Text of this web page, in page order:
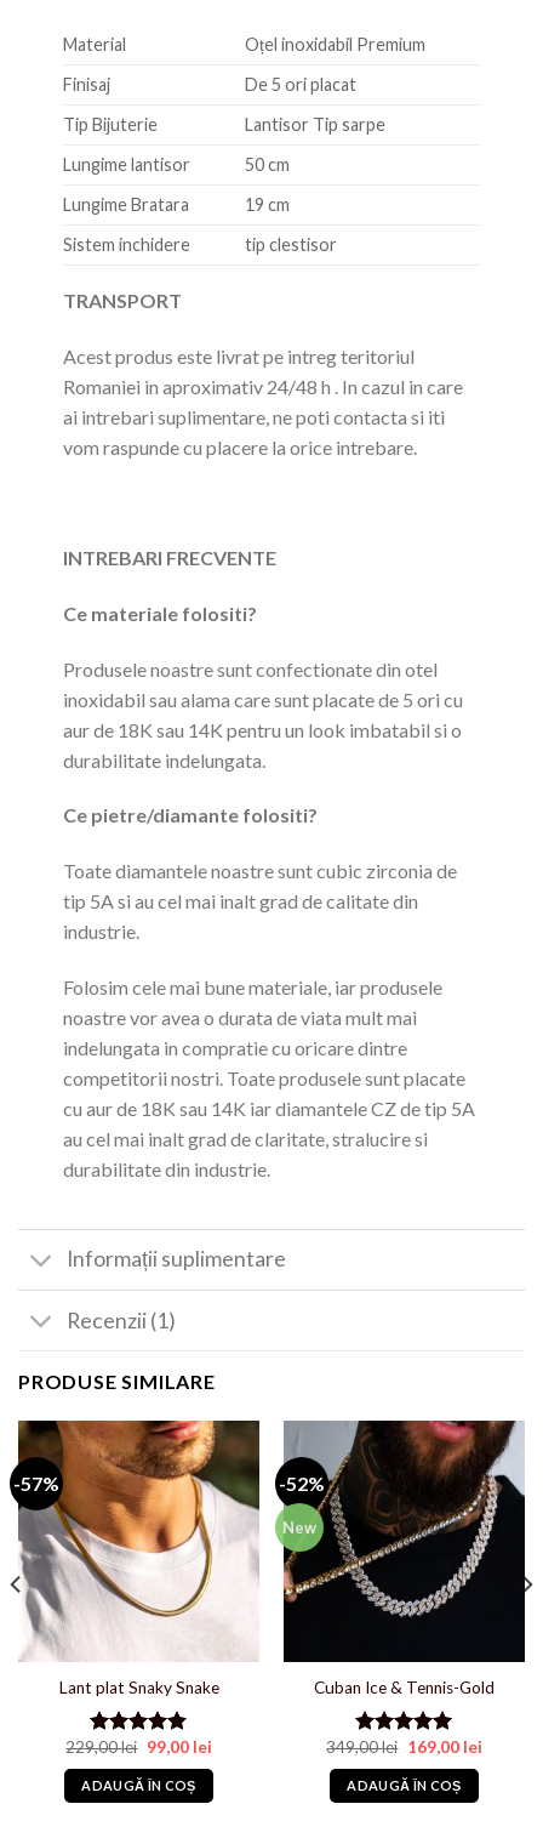
Material
Oțel inoxidabil Premium
Finisaj
De 5 ori placat
Tip Bijuterie
Lantisor Tip sarpe
Lungime lantisor
50 cm
Lungime Bratara
19 cm
Sistem inchidere
tip clestisor
TRANSPORT
Acest produs este livrat pe intreg teritoriul
Romaniei in aproximativ 24/48 h . In cazul in care
ai intrebari suplimentare, ne poti contacta si iti
vom raspunde cu placere la orice intrebare.
INTREBARI FRECVENTE
Ce materiale folositi?
Produsele noastre sunt confectionate din otel
inoxidabil sau alama care sunt placate de 5 ori cu
aur de 18K sau 14K pentru un look imbatabil si o
durabilitate indelungata.
Ce pietre/diamante folositi?
Toate diamantele noastre sunt cubic zirconia de
tip 5A si au cel mai inalt grad de calitate din
industrie.
Folosim cele mai bune materiale, iar produsele
noastre vor avea o durata de viata mult mai
indelungata in compratie cu oricare dintre
competitorii nostri. Toate produsele sunt placate
cu aur de 18K sau 14K iar diamantele CZ de tip 5A
au cel mai inalt grad de claritate, stralucire si
durabilitate din industrie.
Informații suplimentare
Recenzii (1)
PRODUSE SIMILARE
-57%
Lant plat Snaky Snake
Evaluat la
5.00din 5
229,00lei Prețul
inițial
a
fost:
229,00 lei.
99,00 leiPrețul
este:
99,00 lei.
ADAUGĂ ÎN COȘ
-52%
New
Cuban Ice & Tennis-Gold
Evaluat la
5.00din 5
349,00lei Prețul
inițial
a
fost:
349,00 lei.
169,00 leiPrețul
ADAUGĂ ÎN COȘ